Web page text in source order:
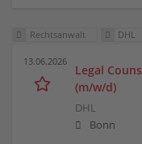
Rechtsanwalt DHL
13.06.2026
Legal
(m/w/d)
DHL
Bonn